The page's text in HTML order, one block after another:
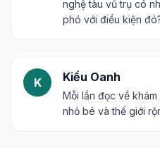
nghệ tàu vũ trụ có
phó với điều kiện
K Kiều Oanh
Mỗi lần đọc về
nhỏ bé và thế giới